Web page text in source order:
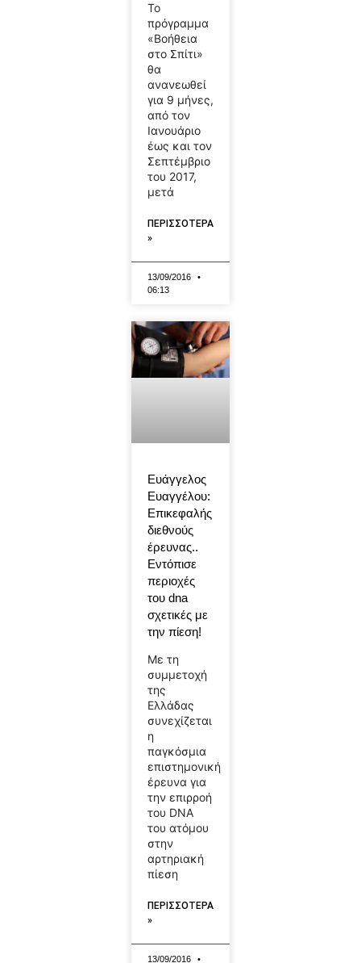
Το
πρόγραμμα
«Βοήθεια
στο Σπίτι»
θα
ανανεωθεί
για 9 μήνες,
από τον
Ιανουάριο
έως και τον
Σεπτέμβριο
του 2017,
μετά
ΠΕΡΙΣΣΟΤΕΡΑ
»
13/09/2016
06:13
Ευάγγελος
Ευαγγέλου:
Επικεφαλής
διεθνούς
έρευνας..
Εντόπισε
περιοχές
του dna
σχετικές με
την πίεση!
Με τη
συμμετοχή
της
Ελλάδας
συνεχίζεται
η
παγκόσμια
επιστημονική
έρευνα για
την επιρροή
του DNA
του ατόμου
στην
αρτηριακή
πίεση
ΠΕΡΙΣΣΟΤΕΡΑ
»
13/09/2016